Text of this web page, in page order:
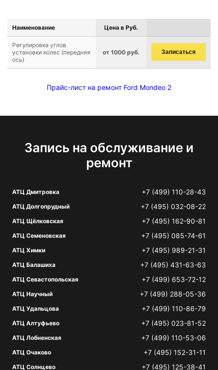
Наименование Цена в Руб.
Регулировка углов
установки колес (передняя
ось)
от 1000 руб. Записаться
Прайс-лист на ремонт Ford Mondeo 2
Запись на обслуживание и
ремонт
АТЦ Дмитровка +7 (499) 110-28-43
АТЦ Долгопрудный +7 (495) 032-08-22
АТЦ Щёлковская +7 (495) 162-90-81
АТЦ Семеновская +7 (495) 085-74-61
АТЦ Химки +7 (495) 989-21-31
АТЦ Балашиха +7 (495) 431-63-63
АТЦ Севастопольская +7 (499) 653-72-12
АТЦ Научный +7 (499) 288-05-36
АТЦ Удальцова +7 (499) 110-86-79
АТЦ Алтуфьево +7 (495) 023-81-52
АТЦ Лобненская +7 (499) 110-53-06
АТЦ Очаково +7 (495) 152-31-11
АТЦ Солнцево +7 (495) 125-38-41